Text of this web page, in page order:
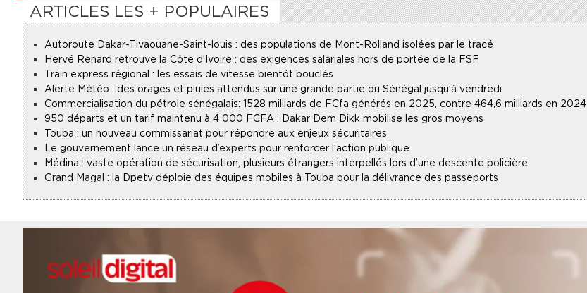
ARTICLES LES + POPULAIRES
Autoroute Dakar-Tivaouane-Saint-louis : des populations de Mont-Rolland isolées par le tracé
Hervé Renard retrouve la Côte d’Ivoire : des exigences salariales hors de portée de la FSF
Train express régional : les essais de vitesse bientôt bouclés
Alerte Météo : des orages et pluies attendus sur une grande partie du Sénégal jusqu’à vendredi
Commercialisation du pétrole sénégalais : 1528 milliards de FCfa générés en 2025, contre 464,6 milliards en 2024
950 départs et un tarif maintenu à 4 000 FCFA : Dakar Dem Dikk mobilise les gros moyens
Touba : un nouveau commissariat pour répondre aux enjeux sécuritaires
Le gouvernement lance un réseau d’experts pour renforcer l’action publique
Médina : vaste opération de sécurisation, plusieurs étrangers interpellés lors d’une descente policière
Grand Magal : la Dpetv déploie des équipes mobiles à Touba pour la délivrance des passeports